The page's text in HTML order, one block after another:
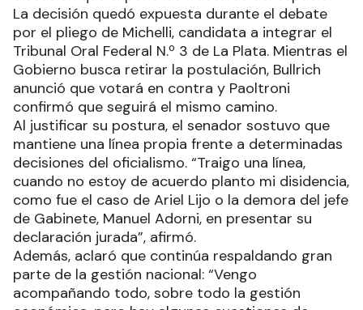
La decisión quedó expuesta durante el debate
por el pliego de Michelli, candidata a integrar el
Tribunal Oral Federal N.º 3 de La Plata. Mientras el
Gobierno busca retirar la postulación, Bullrich
anunció que votará en contra y Paoltroni
confirmó que seguirá el mismo camino.
Al justificar su postura, el senador sostuvo que
mantiene una línea propia frente a determinadas
decisiones del oficialismo. “Traigo una línea,
cuando no estoy de acuerdo planto mi disidencia,
como fue el caso de Ariel Lijo o la demora del jefe
de Gabinete, Manuel Adorni, en presentar su
declaración jurada”, afirmó.
Además, aclaró que continúa respaldando gran
parte de la gestión nacional: “Vengo
acompañando todo, sobre todo la gestión